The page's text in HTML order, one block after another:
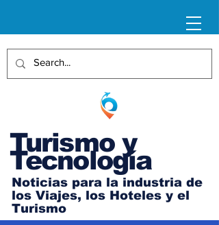
Turismo y
Tecnología
Noticias para la industria de
los Viajes, los Hoteles y el
Turismo